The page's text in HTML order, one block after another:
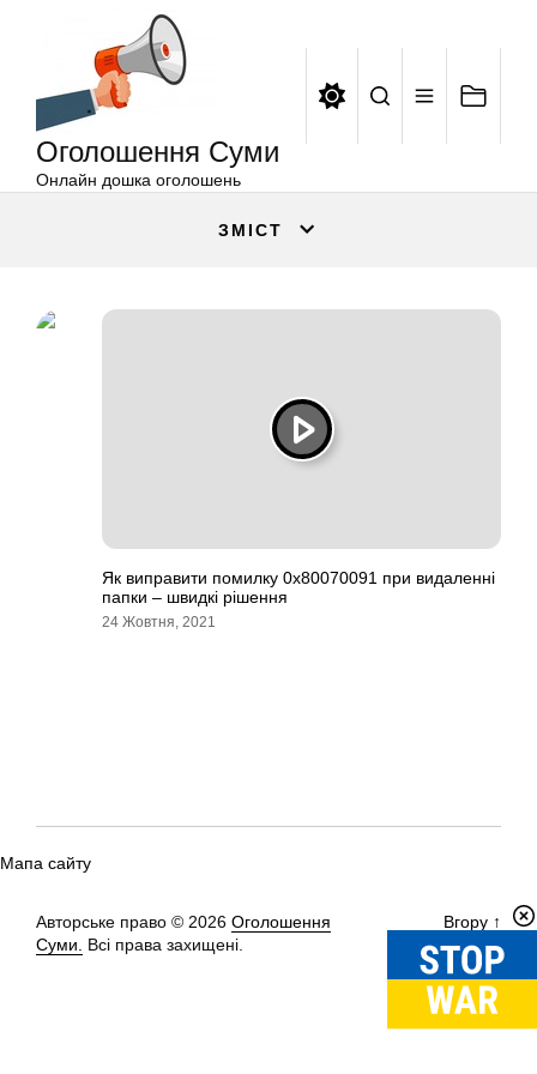
Оголошення Суми
Онлайн дошка оголошень
ЗМІСТ
Як виправити помилку 0x80070091 при видаленні
папки – швидкі рішення
24 Жовтня, 2021
Мапа сайту
Авторське право © 2026 Оголошення
Суми.
Всі права захищені.
Вгору ↑